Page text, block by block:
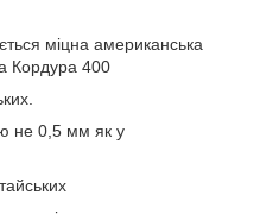
міцна американська
Кордура 400
не 0,5 мм як у